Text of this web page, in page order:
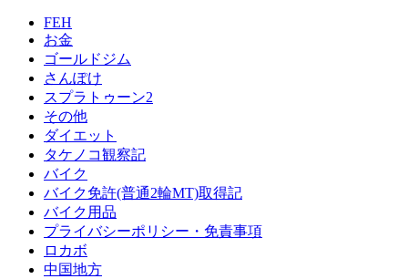
FEH
お金
ゴールドジム
さんぽけ
スプラトゥーン2
その他
ダイエット
タケノコ観察記
バイク
バイク免許(普通2輪MT)取得記
バイク用品
プライバシーポリシー・免責事項
ロカボ
中国地方